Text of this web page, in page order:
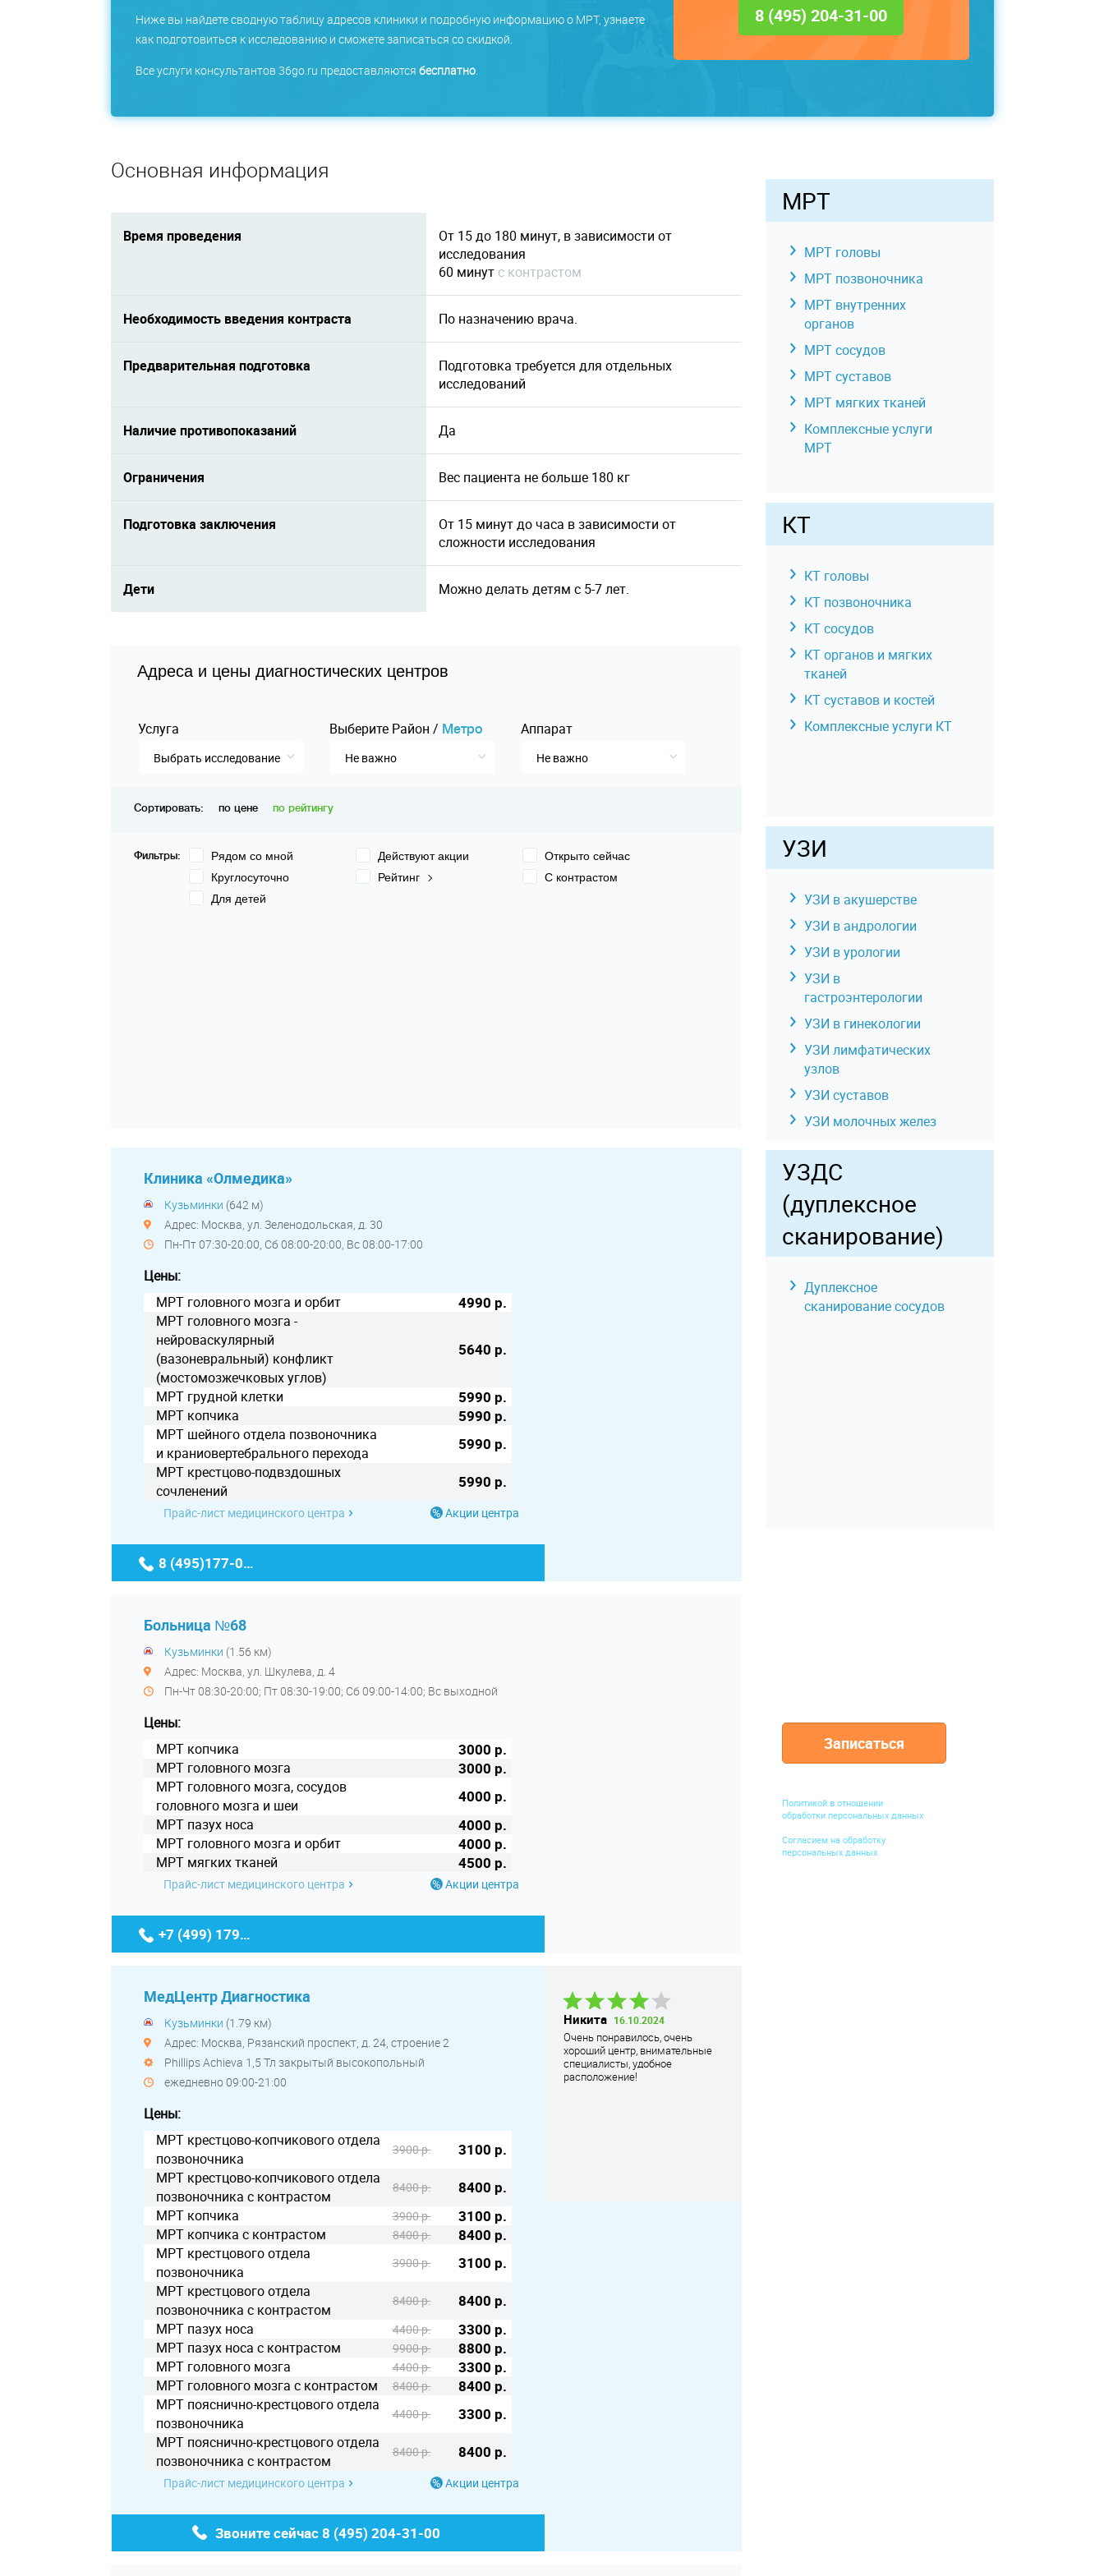
Ниже вы найдете сводную таблицу адресов клиники и подробную информацию о МРТ, узнаете
как подготовиться к исследованию и сможете записаться со скидкой.
Все услуги консультантов 36go.ru предоставляются бесплатно.
8 (495) 204-31-00
МРТ
МРТ головы
МРТ позвоночника
МРТ внутренних
органов
МРТ сосудов
МРТ суставов
МРТ мягких тканей
Комплексные услуги
МРТ
КТ
КТ головы
КТ позвоночника
КТ сосудов
КТ органов и мягких
тканей
КТ суставов и костей
Комплексные услуги КТ
УЗИ
УЗИ в акушерстве
УЗИ в андрологии
УЗИ в урологии
УЗИ в
гастроэнтерологии
УЗИ в гинекологии
УЗИ лимфатических
узлов
УЗИ суставов
УЗИ молочных желез
УЗИ отдельных органов,
конечностей, зон,
отделов тела
УЗДС
(дуплексное
сканирование)
Дуплексное
сканирование сосудов
Записаться
Политикой в отношении
обработки персональных данных
Согласием на обработку
персональных данных
Основная информация
Время проведения
От 15 до 180 минут, в зависимости от
исследования
60 минут c контрастом
Необходимость введения контраста По назначению врача.
Предварительная подготовка
Подготовка требуется для отдельных
исследований
Наличие противопоказаний Да
Ограничения Вес пациента не больше 180 кг
Подготовка заключения
От 15 минут до часа в зависимости от
сложности исследования
Дети Можно делать детям с 5-7 лет.
Адреса и цены диагностических центров
Услуга
Выбрать исследование
Выберите Pайон / Mетро
Не важно
Аппарат
Не важно
Сортировать: по цене по рейтингу
Фильтры: Рядом со мной Действуют акции
Открыто сейчас
Круглосуточно
Рейтинг
С контрастом
Для детей
Клиника «Олмедика»
Кузьминки (642 м)
Адрес: Москва, ул. Зеленодольская, д. 30
Пн-Пт 07:30-20:00, Сб 08:00-20:00, Вс 08:00-17:00
Цены:
МРТ головного мозга и орбит
4990 р.
МРТ головного мозга -
нейроваскулярный
(вазоневральный) конфликт
(мостомозжечковых углов)
5640 р.
МРТ грудной клетки 5990 р.
МРТ копчика 5990 р.
МРТ шейного отдела позвоночника
и краниовертебрального перехода
5990 р.
МРТ крестцово-подвздошных
сочленений
5990 р.
Прайс-лист медицинского центра Акции центра
8 (495)177-07-15
Больница №68
Кузьминки (1.56 км)
Адрес: Москва, ул. Шкулева, д. 4
Пн-Чт 08:30-20:00; Пт 08:30-19:00; Сб 09:00-14:00; Вс выходной
Цены:
МРТ копчика
3000 р.
МРТ головного мозга 3000 р.
МРТ головного мозга, сосудов
головного мозга и шеи
4000 р.
МРТ пазух носа 4000 р.
МРТ головного мозга и орбит 4000 р.
МРТ мягких тканей 4500 р.
Прайс-лист медицинского центра Акции центра
+7 (499) 179-67-85
МедЦентр Диагностика
Кузьминки (1.79 км)
Адрес: Москва, Рязанский проспект, д. 24, строение 2
Phillips Achieva 1,5 Тл закрытый высокопольный
ежедневно 09:00-21:00
Цены:
МРТ крестцово-копчикового отдела
позвоночника
3900 р. 3100 р.
МРТ крестцово-копчикового отдела
позвоночника с контрастом
8400 р. 8400 р.
МРТ копчика 3900 р. 3100 р.
МРТ копчика с контрастом 8400 р. 8400 р.
МРТ крестцового отдела
позвоночника
3900 р. 3100 р.
МРТ крестцового отдела
позвоночника с контрастом
8400 р. 8400 р.
МРТ пазух носа 4400 р. 3300 р.
МРТ пазух носа с контрастом 9900 р. 8800 р.
МРТ головного мозга 4400 р. 3300 р.
МРТ головного мозга с контрастом 8400 р. 8400 р.
МРТ пояснично-крестцового отдела
позвоночника
4400 р. 3300 р.
МРТ пояснично-крестцового отдела
позвоночника с контрастом
8400 р. 8400 р.
Прайс-лист медицинского центра Акции центра
Звоните сейчас8 (495) 204-31-00
хороший центр, внимательные
специалисты, удобное
расположение!
Никита 16.10.2024
Очень понравилось, очень
хороший центр, внимательные
специалисты, удобное
расположение!